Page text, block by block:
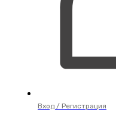
Вход / Регистрация